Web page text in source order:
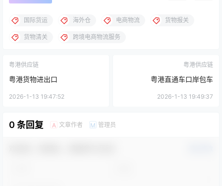
国际货运 海外仓 电商物流 货物报关
货物清关 跨境电商物流服务‌
粤港供应链
粤港货物进出口
2026-1-13 19:47:52
粤港供应链
粤港直通车口岸包车
2026-1-13 19:49:37
0 条回复 A 文章作者 M 管理员